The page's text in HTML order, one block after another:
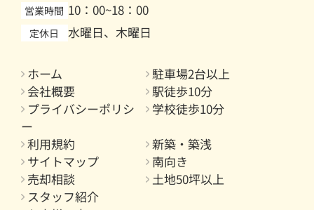
営業時間 10：00~18：00
定休日 水曜日、木曜日
ホーム
駐車場2台以上
会社概要
駅徒歩10分
プライバシーポリシ
ー
学校徒歩10分
利用規約
新築・築浅
サイトマップ
南向き
売却相談
土地50坪以上
スタッフ紹介